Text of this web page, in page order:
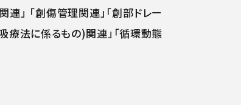
」 「創傷管理関連」「創部ドレー
療法に係るもの)関連」「循環動態